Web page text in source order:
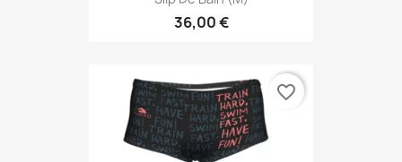
36,00 €
favorite_border